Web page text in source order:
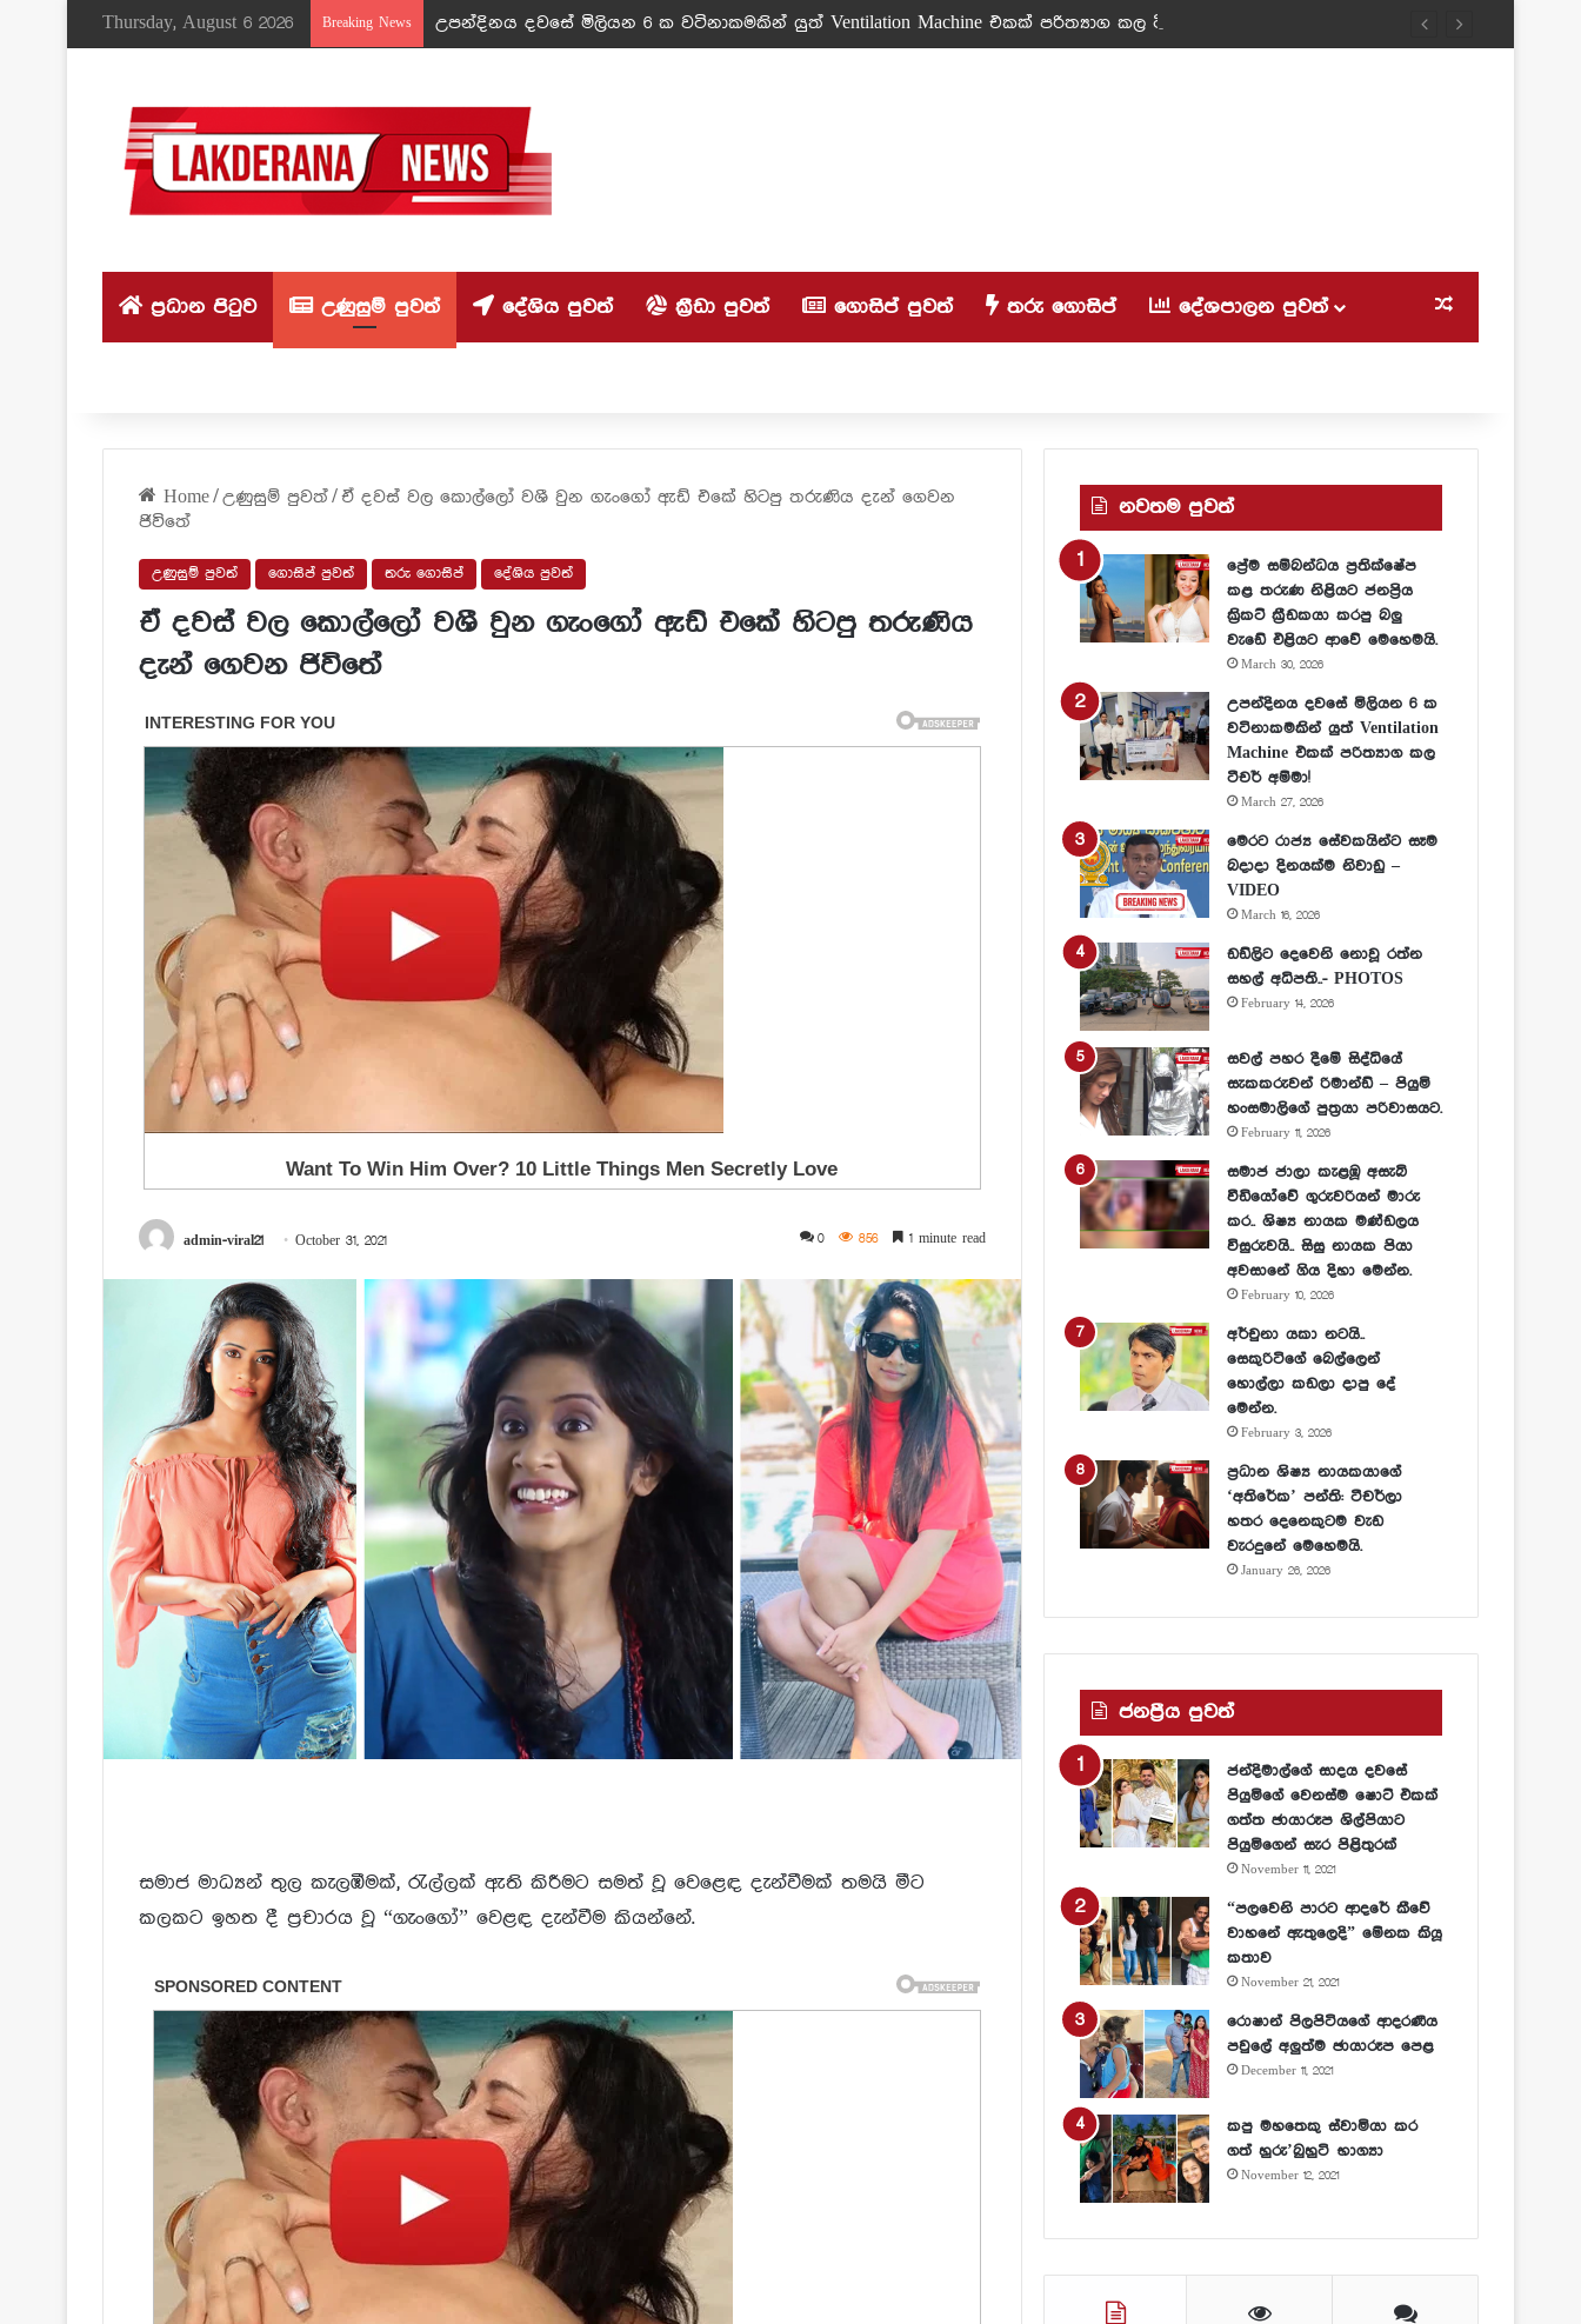
Thursday, August 6 2026 Breaking News උපන්දිනය දවසේ මිලියන 6 ක වටිනාකමකින් යුත් Ventilation Machine එකක් පරිත්‍යාග කල ටීචර් අම්මා!
ප්‍රධාන පිටුව උණුසුම් පුවත් දේශිය පුවත් ක්‍රීඩා පුවත් ගොසිප් පුවත් තරු ගොසිප් දේශපාලන පුවත් Random Article
Home/උණුසුම් පුවත්/ඒ දවස් වල කොල්ලෝ වශී වුන ගැංගෝ ඇඩ් එකේ හිටපු තරුණිය දැන් ගෙවන
ජිවිතේ
උණුසුම් පුවත් ගොසිප් පුවත් තරු ගොසිප් දේශිය පුවත්
ඒ දවස් වල කොල්ලෝ වශී වුන ගැංගෝ ඇඩ් එකේ හිටපු තරුණිය
දැන් ගෙවන ජිවිතේ
admin-viral21 October 31, 2021 0 856 1 minute read
සමාජ මාධ්යන් තුල කැලඹීමක්, රැල්ලක් ඇති කිරීමට සමත් වූ වෙළෙඳ දැන්වීමක් තමයි මීට
කලකට ඉහත දී ප්රචාරය වූ “ගැංගෝ” වෙළඳ දැන්වීම කියන්නේ.
නවතම පුවත්
ප්‍රේම සම්බන්ධය ප්‍රතික්ෂේප
කළ තරුණ නිළියට ජනප්‍රිය
ක්‍රිකට් ක්‍රීඩකයා කරපු බලු
වැඩේ එළියට ආවේ මෙහෙමයි.
March 30, 2026
උපන්දිනය දවසේ මිලියන 6 ක
වටිනාකමකින් යුත් Ventilation
Machine එකක් පරිත්‍යාග කල
ටීචර් අම්මා!
March 27, 2026
මෙරට රාජ්‍ය සේවකයින්ට සෑම
බදාදා දිනයක්ම නිවාඩු –
VIDEO
March 16, 2026
ඩඩ්ලිට දෙවෙනි නොවූ රත්න
සහල් අධිපති..- PHOTOS
February 14, 2026
සවල් පහර දීමේ සිද්ධියේ
සැකකරුවන් රිමාන්ඩ් – පියුමි
හංසමාලිගේ පුත්‍රයා පරිවාසයට.
February 11, 2026
සමාජ ජාලා කැළඹූ අසැබි
වීඩියෝවේ ගුරුවරියන් මාරු
කර.. ශිෂ්‍ය නායක මණ්ඩලය
විසුරුවයි.. සිසු නායක පියා
අවසානේ ගිය දිහා මෙන්න.
February 10, 2026
අර්චුනා යකා නටයි..
සෙකුරිටිගේ බෙල්ලෙන්
හොල්ලා කඩලා දාපු දේ
මෙන්න.
February 3, 2026
ප්‍රධාන ශිෂ්‍ය නායකයාගේ
‘අතිරේක’ පන්ති: ටීචර්ලා
හතර දෙනෙකුටම වැඩ
වැරදුනේ මෙහෙමයි.
January 26, 2026
ජනප්‍රීය පුවත්
ජන්දිමාල්ගේ සාදය දවසේ
පියුමිගේ වෙනස්ම ෂොට් එකක්
ගත්ත ඡායාරූප ශිල්පියාට
පියුමිගෙන් සැර පිළිතුරක්
November 11, 2021
“පලවෙනි පාරට ආදරේ කීවේ
වාහනේ ඇතුලෙදි” මේනක කියූ
කතාව
November 21, 2021
රොෂාන් පිලපිටියගේ ආදරණීය
පවුලේ අලුත්ම ඡායාරූප පෙළ
December 11, 2021
කපු මහතෙකු ස්වාමියා කර
ගත් හුරු’බුහුටි භාග්‍යා
November 12, 2021